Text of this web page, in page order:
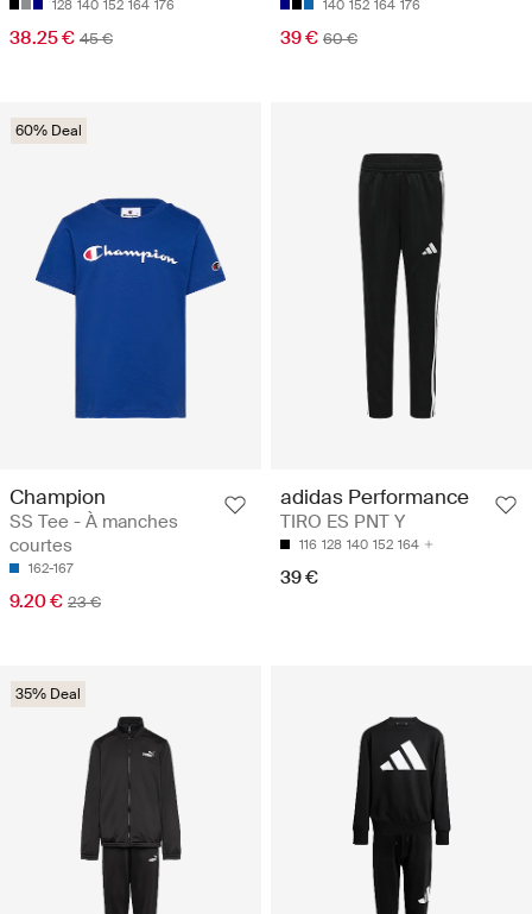
128 140 152 164 176
38.25 € 45 €
140 152 164 176
39 € 60 €
60% Deal
Champion
SS Tee - À manches
courtes
162-167
9.20 € 23 €
adidas Performance
TIRO ES PNT Y
116 128 140 152 164
39 €
35% Deal